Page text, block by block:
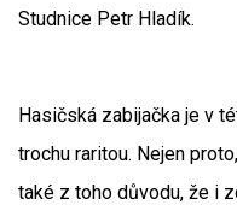
Studnice Petr Hladík.
Hasičská zabijačka je v
trochu raritou. Nejen
také z toho důvodu, že i